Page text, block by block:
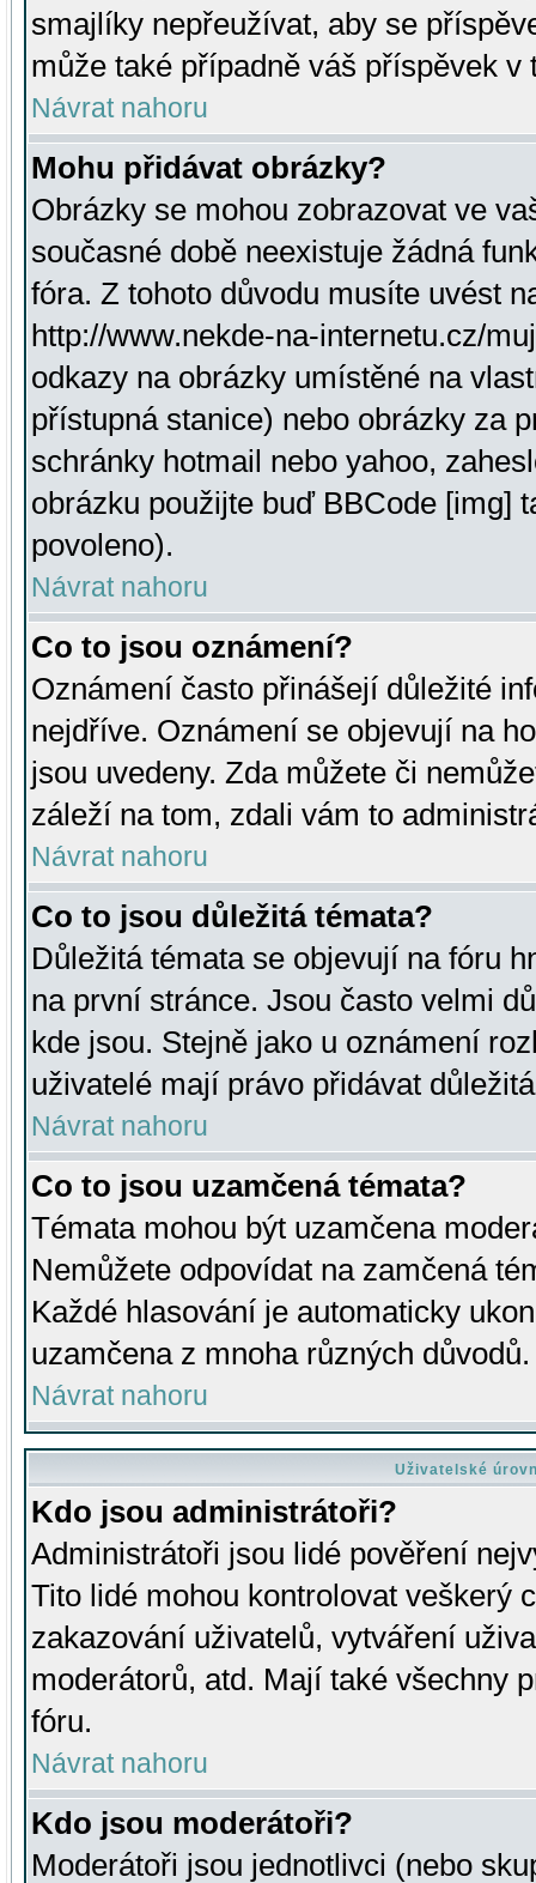
smajlíky nepřeužívat, aby se
může také případně váš příspěvek v
Návrat nahoru
Mohu přidávat obrázky?
Obrázky se mohou zobrazovat ve
současné době neexistuje žádná
fóra. Z tohoto důvodu musíte uvést
http://www.nekde-na-internetu.cz/
odkazy na obrázky umístěné na
přístupná stanice) nebo obrázky za
schránky hotmail nebo yahoo,
obrázku použijte buď BBCode [img]
povoleno).
Návrat nahoru
Co to jsou oznámení?
Oznámení často přinášejí důležité
nejdříve. Oznámení se objevují na
jsou uvedeny. Zda můžete či
záleží na tom, zdali vám to
Návrat nahoru
Co to jsou důležitá témata?
Důležitá témata se objevují na fóru
na první stránce. Jsou často velmi
kde jsou. Stejně jako u oznámení
uživatelé mají právo přidávat
Návrat nahoru
Co to jsou uzamčená témata?
Témata mohou být uzamčena
Nemůžete odpovídat na zamčená
Každé hlasování je automaticky
uzamčena z mnoha různých důvodů.
Návrat nahoru
Uživatelské
Kdo jsou administrátoři?
Administrátoři jsou lidé pověření
Tito lidé mohou kontrolovat veškerý
zakazování uživatelů, vytváření
moderátorů, atd. Mají také všechny
fóru.
Návrat nahoru
Kdo jsou moderátoři?
Moderátoři jsou jednotlivci (nebo